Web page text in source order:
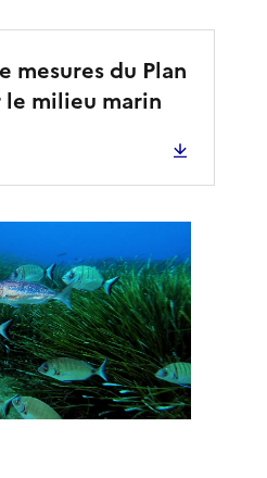
mesures du Plan
milieu marin